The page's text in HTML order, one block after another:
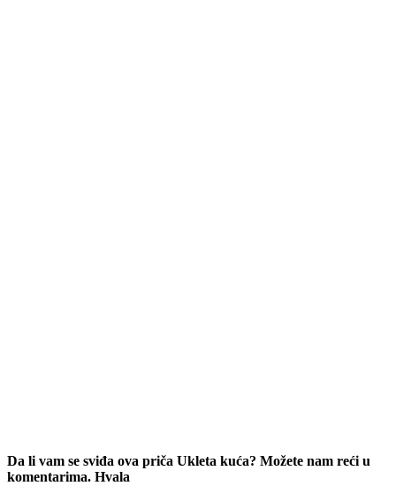
Da li vam se sviđa ova priča Ukleta kuća? Možete nam reći u
komentarima. Hvala